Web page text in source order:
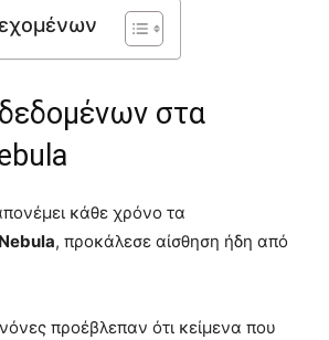
στα
κάθε χρόνο τα
, προκάλεσε αίσθηση ήδη από
προέβλεπαν ότι κείμενα που